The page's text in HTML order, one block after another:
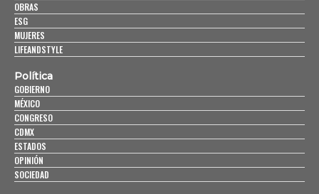
OBRAS
ESG
MUJERES
LIFEANDSTYLE
Política
GOBIERNO
MÉXICO
CONGRESO
CDMX
ESTADOS
OPINIÓN
SOCIEDAD